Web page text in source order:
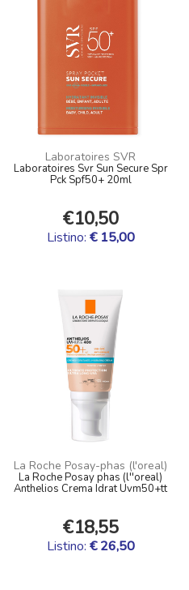
Laboratoires SVR
Laboratoires Svr Sun Secure Spr
Pck Spf50+ 20ml
€10,50
Listino: € 15,00
La Roche Posay-phas (l'oreal)
La Roche Posay phas (l''oreal)
Anthelios Crema Idrat Uvm50+tt
€18,55
Listino: € 26,50